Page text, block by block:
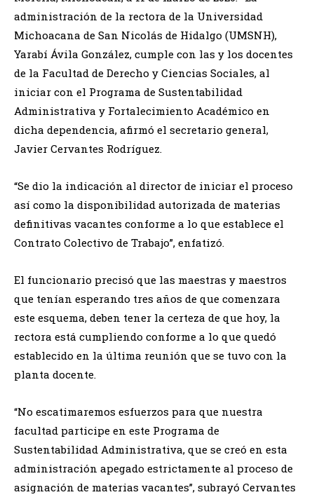
administración de la rectora de la Universidad
Michoacana de San Nicolás de Hidalgo (UMSNH),
Yarabí Ávila González, cumple con las y los docentes
de la Facultad de Derecho y Ciencias Sociales, al
iniciar con el Programa de Sustentabilidad
Administrativa y Fortalecimiento Académico en
dicha dependencia, afirmó el secretario general,
Javier Cervantes Rodríguez.
“Se dio la indicación al director de iniciar el proceso
así como la disponibilidad autorizada de materias
definitivas vacantes conforme a lo que establece el
Contrato Colectivo de Trabajo”, enfatizó.
El funcionario precisó que las maestras y maestros
que tenían esperando tres años de que comenzara
este esquema, deben tener la certeza de que hoy, la
rectora está cumpliendo conforme a lo que quedó
establecido en la última reunión que se tuvo con la
planta docente.
“No escatimaremos esfuerzos para que nuestra
facultad participe en este Programa de
Sustentabilidad Administrativa, que se creó en esta
administración apegado estrictamente al proceso de
asignación de materias vacantes”, subrayó Cervantes